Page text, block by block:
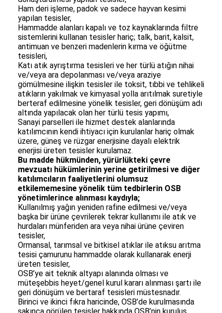
Ham deri işleme, padok ve sadece hayvan kesimi
yapılan tesisler,
Hammadde alanları kapalı ve toz kaynaklarında filtre
sistemlerini kullanan tesisler hariç; talk, barit, kalsit,
antimuan ve benzeri madenlerin kırma ve öğütme
tesisleri,
Katı atık ayrıştırma tesisleri ve her türlü atığın nihai
ve/veya ara depolanması ve/veya araziye
gömülmesine ilişkin tesisler ile toksit, tıbbi ve tehlikeli
atıkların yakılmak ve kimyasal yolla arıtılmak suretiyle
berteraf edilmesine yönelik tesisler, geri dönüşüm adı
altında yapılacak olan her türlü tesis yapımı,
Sanayi parselleri ile hizmet destek alanlarında
katılımcının kendi ihtiyacı için kurulanlar hariç olmak
üzere, güneş ve rüzgar enerjisine dayalı elektrik
enerjisi üreten tesisler kurulamaz.
Bu madde hükmünden, yürürlükteki çevre
mevzuatı hükümlerinin yerine getirilmesi ve diğer
katılımcıların faaliyetlerini olumsuz
etkilememesine yönelik tüm tedbirlerin OSB
yönetimlerince alınması kaydıyla;
Kullanılmış yağın yeniden rafine edilmesi ve/veya
başka bir ürüne çevrilerek tekrar kullanımı ile atık ve
hurdaları münferiden ara veya nihai ürüne çeviren
tesisler,
Ormansal, tarımsal ve bitkisel atıklar ile atıksu arıtma
tesisi çamurunu hammadde olarak kullanarak enerji
üreten tesisler,
OSB’ye ait teknik altyapı alanında olması ve
müteşebbis heyet/genel kurul kararı alınması şartı ile
geri dönüşüm ve bertaraf tesisleri müstesnadır.
Birinci ve ikinci fıkra haricinde, OSB’de kurulmasında